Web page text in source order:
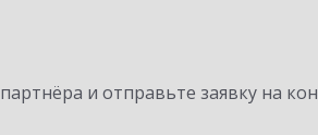
и отправьте заявку на